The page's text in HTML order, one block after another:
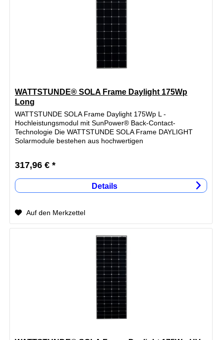
WATTSTUNDE® SOLA Frame Daylight 175Wp
Long
WATTSTUNDE SOLA Frame Daylight 175Wp L -
Hochleistungsmodul mit SunPower® Back-Contact-
Technologie Die WATTSTUNDE SOLA Frame DAYLIGHT
Solarmodule bestehen aus hochwertigen
317,96 € *
Details
Auf den Merkzettel